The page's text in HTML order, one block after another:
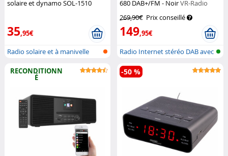
solaire et dynamo SOL-1510
35,95€
Radio solaire et à manivelle
680 DAB+/FM - NoirVR-Radio
269,90€ Prix conseillé
149,95€
Radio Internet stéréo DAB avec
blue...
RECONDITIONN
É
-50 %